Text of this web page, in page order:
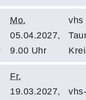
Mo.
05.04.2027,
9.00 Uhr
vhs
Fr.
19.03.2027,